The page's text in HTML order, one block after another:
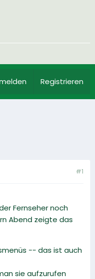
Registrieren
#1
Fernseher noch
Abend zeigte das
-- das ist auch
sie aufzurufen